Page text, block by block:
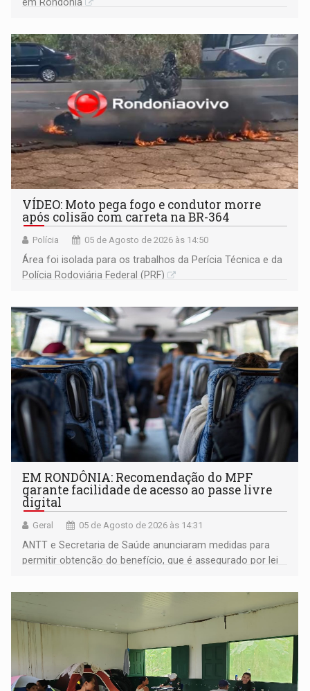
VÍDEO: Moto pega fogo e condutor morre
após colisão com carreta na BR-364
Polícia 05 de Agosto de 2026 às 14:50
Área foi isolada para os trabalhos da Perícia Técnica e da
Polícia Rodoviária Federal (PRF)
EM RONDÔNIA: Recomendação do MPF
garante facilidade de acesso ao passe livre
digital
Geral 05 de Agosto de 2026 às 14:31
ANTT e Secretaria de Saúde anunciaram medidas para
permitir obtenção do benefício, que é assegurado por lei